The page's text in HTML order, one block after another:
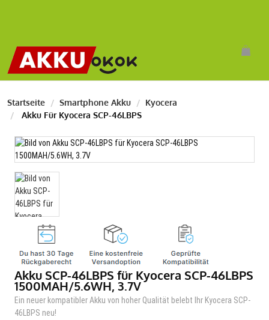
Startseite Smartphone Akku
Kyocera
Akku Für Kyocera SCP-46LBPS
Akku SCP-46LBPS für Kyocera SCP-46LBPS
1500MAH/5.6WH, 3.7V
Ein neuer kompatibler Akku von hoher Qualität belebt Ihr Kyocera SCP-
46LBPS neu!